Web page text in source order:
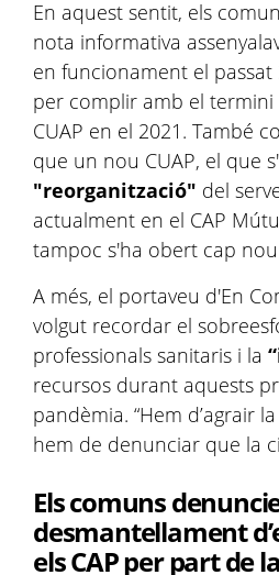
En aquest sentit, els
nota informativa
en funcionament el
per complir amb el termini
CUAP en el 2021. També
que un nou CUAP, el que
"reorganització" del
actualment en el CAP
tampoc s'ha obert cap
A més, el portaveu d'En
volgut recordar el
professionals sanitaris i la
recursos durant aquests
pandèmia. “Hem d’agrair
hem de denunciar que la
Els comuns
desmantellament
els CAP per part de